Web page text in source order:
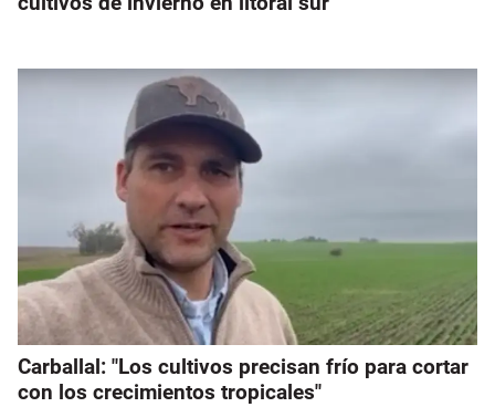
Carballal: "Los cultivos precisan frío para cortar
con los crecimientos tropicales"